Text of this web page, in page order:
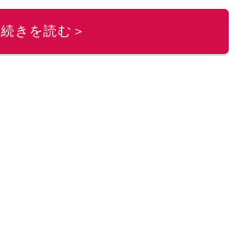
このイチオシストの他の記事を読む
続きを読む＞